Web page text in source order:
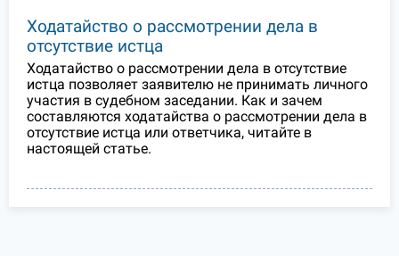
Ходатайство о рассмотрении дела в
отсутствие истца
Ходатайство о рассмотрении дела в отсутствие
истца позволяет заявителю не принимать личного
участия в судебном заседании. Как и зачем
составляются ходатайства о рассмотрении дела в
отсутствие истца или ответчика, читайте в
настоящей статье.